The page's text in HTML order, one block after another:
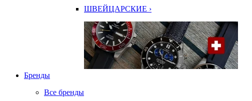
ШВЕЙЦАРСКИЕ ›
Бренды
Все бренды